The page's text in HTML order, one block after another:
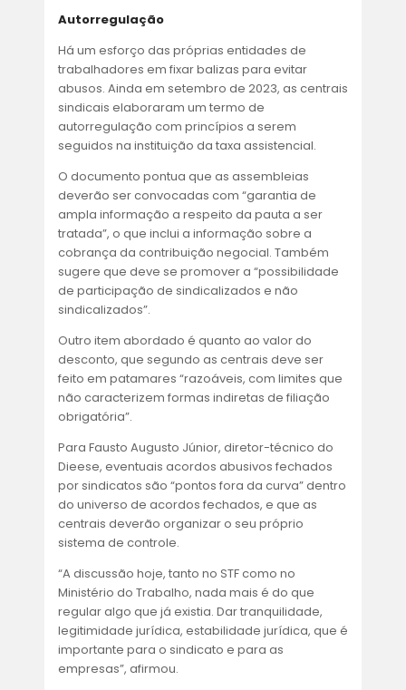
Autorregulação
Há um esforço das próprias entidades de
trabalhadores em fixar balizas para evitar
abusos. Ainda em setembro de 2023, as centrais
sindicais elaboraram um termo de
autorregulação com princípios a serem
seguidos na instituição da taxa assistencial.
O documento pontua que as assembleias
deverão ser convocadas com “garantia de
ampla informação a respeito da pauta a ser
tratada”, o que inclui a informação sobre a
cobrança da contribuição negocial. Também
sugere que deve se promover a “possibilidade
de participação de sindicalizados e não
sindicalizados”.
Outro item abordado é quanto ao valor do
desconto, que segundo as centrais deve ser
feito em patamares “razoáveis, com limites que
não caracterizem formas indiretas de filiação
obrigatória”.
Para Fausto Augusto Júnior, diretor-técnico do
Dieese, eventuais acordos abusivos fechados
por sindicatos são “pontos fora da curva” dentro
do universo de acordos fechados, e que as
centrais deverão organizar o seu próprio
sistema de controle.
“A discussão hoje, tanto no STF como no
Ministério do Trabalho, nada mais é do que
regular algo que já existia. Dar tranquilidade,
legitimidade jurídica, estabilidade jurídica, que é
importante para o sindicato e para as
empresas”, afirmou.